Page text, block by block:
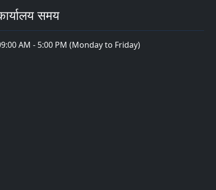
समय
AM - 5:00 PM (Monday to Friday)